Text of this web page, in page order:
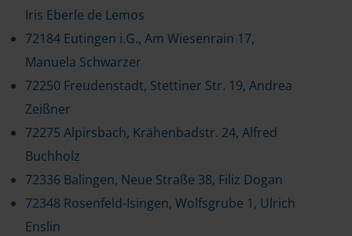
Iris Eberle de Lemos
72184 Eutingen i.G., Am Wiesenrain 17,
Manuela Schwarzer
72250 Freudenstadt, Stettiner Str. 19, Andrea
Zeißner
72275 Alpirsbach, Krähenbadstr. 24, Alfred
Buchholz
72336 Balingen, Neue Straße 38, Filiz Dogan
72348 Rosenfeld-Isingen, Wolfsgrube 1, Ulrich
Enslin